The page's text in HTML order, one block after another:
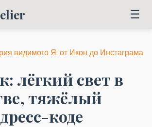
☰
видимого Я: от Икон до Инстаграма
лёгкий свет в
тяжёлый
коде